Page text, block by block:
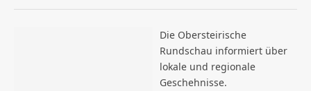
Die Obersteirische
Rundschau informiert über
lokale und regionale
Geschehnisse.